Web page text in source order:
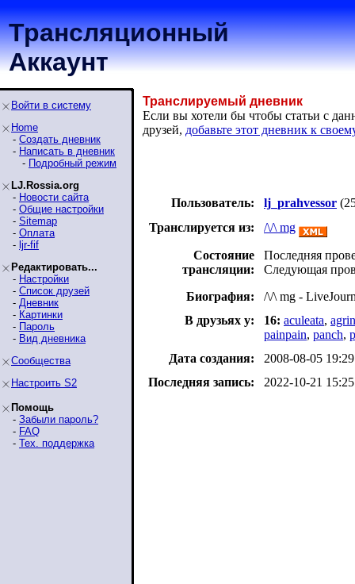
Трансляционный
Аккаунт
Войти в систему
Home
- Создать дневник
- Написать в дневник
- Подробный режим
LJ.Rossia.org
- Новости сайта
- Общие настройки
- Sitemap
- Оплата
- ljr-fif
Редактировать...
- Настройки
- Список друзей
- Дневник
- Картинки
- Пароль
- Вид дневника
Сообщества
Настроить S2
Помощь
- Забыли пароль?
- FAQ
- Тех. поддержка
Транслируемый дневник
Если вы хотели бы чтобы статьи с
друзей, добавьте этот дневник к
Пользователь: lj_prahvessor
Транслируется из:
/\/\ mg
Состояние
трансляции:
Последняя
Следующая
Биография:
/\/\ mg -
В друзьях у:
16: aculeata, agrin
painpain, panch,
Дата создания:
2008-08-05
Последняя запись:
2022-10-21